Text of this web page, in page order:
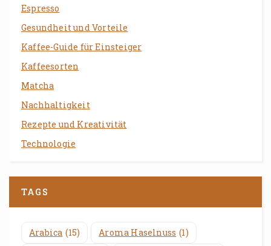
Espresso
Gesundheit und Vorteile
Kaffee-Guide für Einsteiger
Kaffeesorten
Matcha
Nachhaltigkeit
Rezepte und Kreativität
Technologie
TAGS
Arabica (15) Aroma Haselnuss (1)